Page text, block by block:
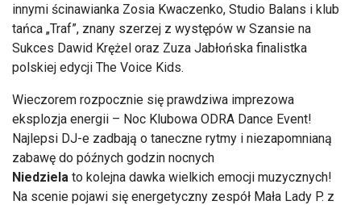
innymi ścinawianka Zosia Kwaczenko, Studio Balans i klub
tańca „Traf”, znany szerzej z występów w Szansie na
Sukces Dawid Krężel oraz Zuza Jabłońska finalistka
polskiej edycji The Voice Kids.
Wieczorem rozpocznie się prawdziwa imprezowa
eksplozja energii – Noc Klubowa ODRA Dance Event!
Najlepsi DJ-e zadbają o taneczne rytmy i niezapomnianą
zabawę do późnych godzin nocnych
Niedziela to kolejna dawka wielkich emocji muzycznych!
Na scenie pojawi się energetyczny zespół Mała Lady P. z